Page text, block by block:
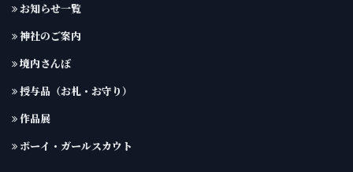
お知らせ一覧
神社のご案内
境内さんぽ
授与品（お札・お守り）
作品展
ボーイ・ガールスカウト